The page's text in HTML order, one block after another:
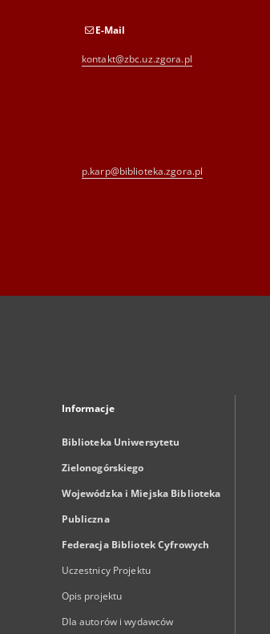
E-Mail
kontakt@zbc.uz.zgora.pl
p.karp@biblioteka.zgora.pl
Informacje
Biblioteka Uniwersytetu
Zielonogórskiego
Wojewódzka i Miejska Biblioteka
Publiczna
Federacja Bibliotek Cyfrowych
Uczestnicy Projektu
Opis projektu
Dla autorów i wydawców